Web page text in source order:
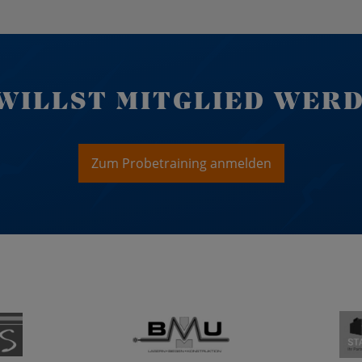
MITGLIED
Zum Probetraining anmelden